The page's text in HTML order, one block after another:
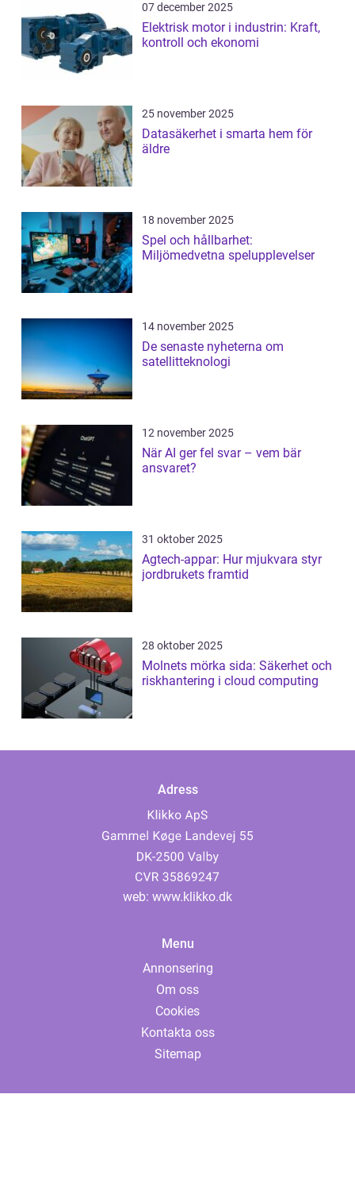
07 december 2025
Elektrisk motor i industrin: Kraft,
kontroll och ekonomi
25 november 2025
Datasäkerhet i smarta hem för
äldre
18 november 2025
Spel och hållbarhet:
Miljömedvetna spelupplevelser
14 november 2025
De senaste nyheterna om
satellitteknologi
12 november 2025
När AI ger fel svar – vem bär
ansvaret?
31 oktober 2025
Agtech-appar: Hur mjukvara styr
jordbrukets framtid
28 oktober 2025
Molnets mörka sida: Säkerhet och
riskhantering i cloud computing
Adress
web: www.klikko.dk
Menu
Annonsering
Om oss
Cookies
Kontakta oss
Sitemap